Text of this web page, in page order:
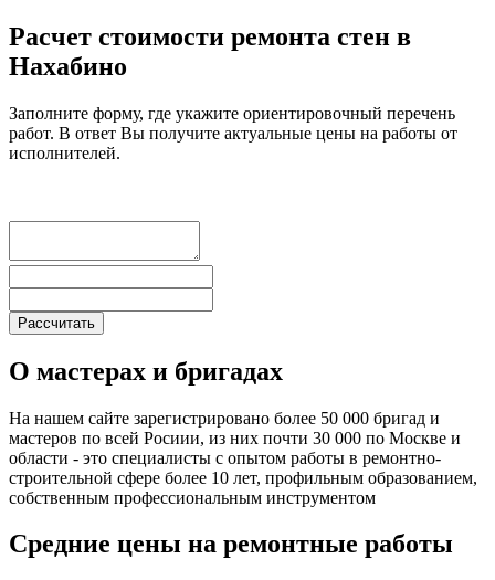
Расчет стоимости ремонта стен в
Нахабино
Заполните форму, где укажите ориентировочный перечень
работ. В ответ Вы получите актуальные цены на работы от
исполнителей.
О мастерах и бригадах
На нашем сайте зарегистрировано более 50 000 бригад и
мастеров по всей Росиии, из них почти 30 000 по Москве и
области - это специалисты с опытом работы в ремонтно-
строительной сфере более 10 лет, профильным образованием,
собственным профессиональным инструментом
Средние цены на ремонтные работы